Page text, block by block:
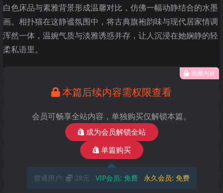
白色床品与素雅背景形成温馨对比，仿佛一幅动静结合的水墨
画。相扑猫在这静谧氛围中，将古典旗袍韵味与现代居家情调
浑然一体，温婉气质与淡雅诱惑并存，让人沉浸在她娴静的轻
柔私语里。
隐藏内容
本篇后续内容需权限查看
会员可畅享全站内容，单独购买仅解锁本篇。
成为会员解锁全站
单篇购买
普通用户: 28元 VIP会员: 免费 永久会员: 免费